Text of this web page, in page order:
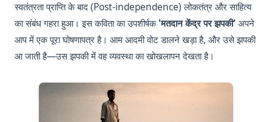
स्वतंत्रता प्राप्ति के बाद (Post-independence) लोकतंत्र और साहित्य
का संबंध गहरा हुआ। इस कविता का उपशीर्षक'मतदान केंद्र पर झपकी' अपने
आप में एक पूरा घोषणापत्र है। आम आदमी वोट डालने खड़ा है, और उसे झपकी
आ जाती है—उस झपकी में वह व्यवस्था का खोखलापन देखता है।